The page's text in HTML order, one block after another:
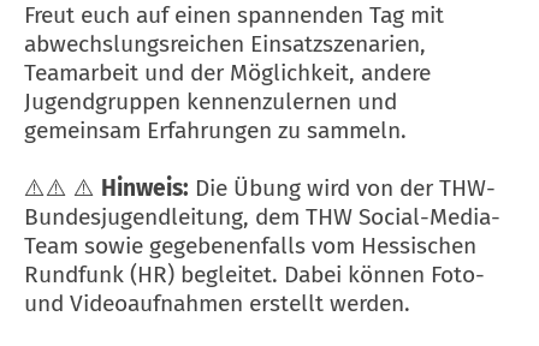
Freut euch auf einen spannenden Tag mit
abwechslungsreichen Einsatzszenarien,
Teamarbeit und der Möglichkeit, andere
Jugendgruppen kennenzulernen und
gemeinsam Erfahrungen zu sammeln.
⚠️⚠️ ⚠️ Hinweis: Die Übung wird von der THW-
Bundesjugendleitung, dem THW Social-Media-
Team sowie gegebenenfalls vom Hessischen
Rundfunk (HR) begleitet. Dabei können Foto-
und Videoaufnahmen erstellt werden.